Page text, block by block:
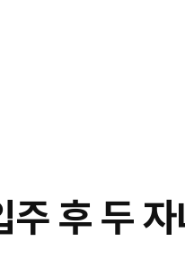
주 후 두